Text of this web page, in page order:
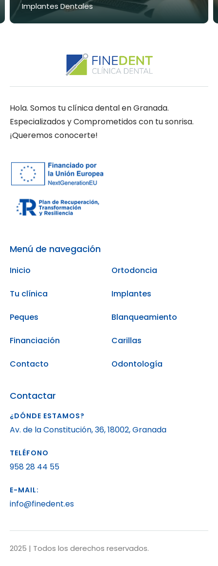
Implantes Dentales
Hola. Somos tu clínica dental en Granada.
Especializados y Comprometidos con tu sonrisa.
¡Queremos conocerte!
Menú de navegación
Inicio
Tu clínica
Peques
Financiación
Contacto
Ortodoncia
Implantes
Blanqueamiento
Carillas
Odontología
Contactar
¿DÓNDE ESTAMOS?
Av. de la Constitución, 36, 18002, Granada
TELÉFONO
958 28 44 55
E-MAIL:
info@finedent.es
2025 | Todos los derechos reservados.